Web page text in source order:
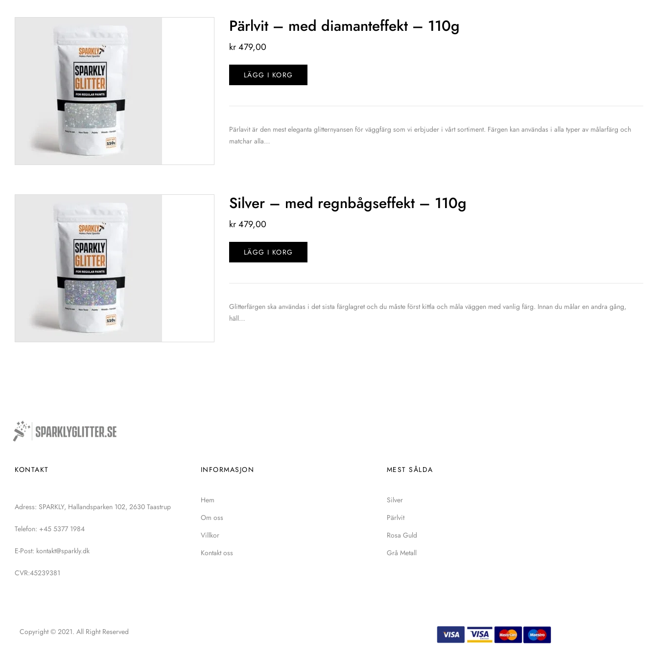
Pärlvit – med diamanteffekt – 110g
kr479,00
LÄGG I KORG
Pärlavit är den mest eleganta glitternyansen för väggfärg som vi erbjuder i vårt sortiment. Färgen kan användas i alla typer av målarfärg och
matchar alla…
Silver – med regnbågseffekt – 110g
kr479,00
LÄGG I KORG
Glitterfärgen ska användas i det sista färglagret och du måste först kittla och måla väggen med vanlig färg. Innan du målar en andra gång,
häll…
KONTAKT
Adress: SPARKLY, Hallandsparken 102, 2630 Taastrup
Telefon: +45 5377 1984
E-Post: kontakt@sparkly.dk
CVR:45239381
INFORMASJON
Hem
Om oss
Villkor
Kontakt oss
MEST SÅLDA
Silver
Pärlvit
Rosa Guld
Grå Metall
Copyright © 2021. All Right Reserved